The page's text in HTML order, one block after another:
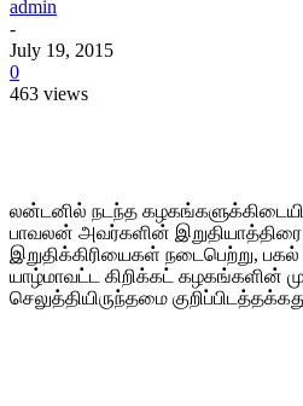
admin
-
July 19, 2015
0
463 views
லன்டனில் நடந்த
பாவலன் அவர்களின்
இறுதிக்கிரியைகள் நடைபெற்று,
யாழ்மாவட்ட கிறிக்கட் கழகங்களின்
செலுத்தியிருந்தமை